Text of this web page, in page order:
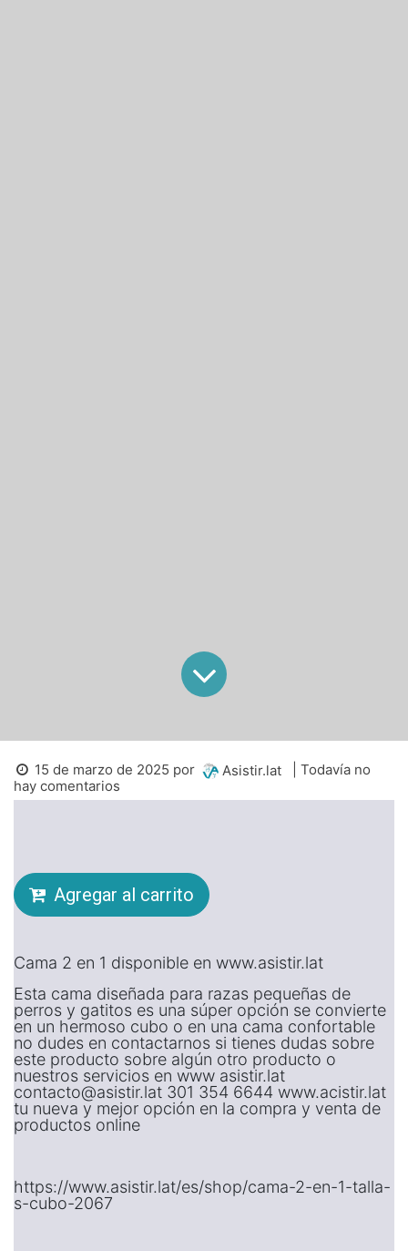
15 de marzo de 2025 por Asistir.lat
| Todavía no
hay comentarios
Agregar al carrito
Cama 2 en 1 disponible en www.asistir.lat
Esta cama diseñada para razas pequeñas de
perros y gatitos es una súper opción se convierte
en un hermoso cubo o en una cama confortable
no dudes en contactarnos si tienes dudas sobre
este producto sobre algún otro producto o
nuestros servicios en www asistir.lat
contacto@asistir.lat 301 354 6644 www.acistir.lat
tu nueva y mejor opción en la compra y venta de
productos online
https://www.asistir.lat/es/shop/cama-2-en-1-talla-
s-cubo-2067